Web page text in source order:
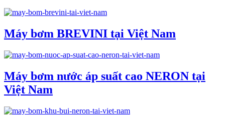
Máy bơm BREVINI tại Việt Nam
Máy bơm nước áp suất cao NERON tại
Việt Nam